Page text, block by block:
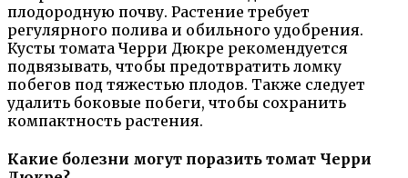
плодородную почву. Растение требует
регулярного полива и обильного удобрения.
Кусты томата Черри Дюкре рекомендуется
подвязывать, чтобы предотвратить ломку
побегов под тяжестью плодов. Также следует
удалить боковые побеги, чтобы сохранить
компактность растения.
Какие болезни могут поразить томат Черри